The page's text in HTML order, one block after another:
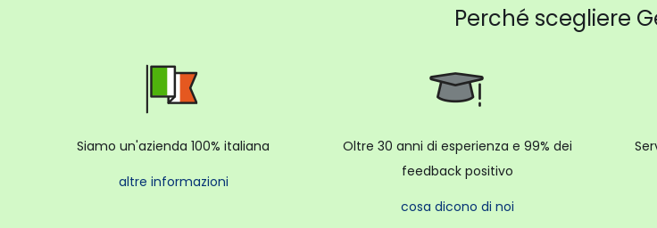
Perché scegliere
Siamo un'azienda 100% italiana
altre informazioni
Oltre 30 anni di esperienza e 99% dei
feedback positivo
cosa dicono di noi